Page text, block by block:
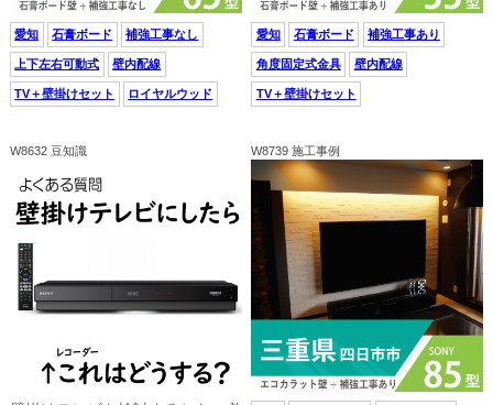
愛知 石膏ボード 補強工事なし
上下左右可動式 壁内配線
TV＋壁掛けセット ロイヤルウッド
愛知 石膏ボード 補強工事あり
角度固定式金具 壁内配線
TV＋壁掛けセット
W8632 豆知識 W8739 施工事例